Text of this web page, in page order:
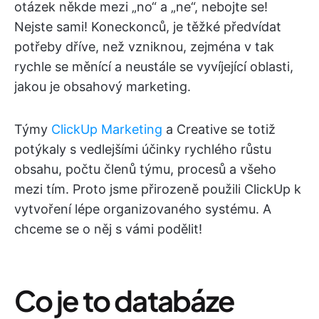
otázek někde mezi „no“ a „ne“, nebojte se!
Nejste sami! Koneckonců, je těžké předvídat
potřeby dříve, než vzniknou, zejména v tak
rychle se měnící a neustále se vyvíjející oblasti,
jakou je obsahový marketing.
Týmy ClickUp Marketing a Creative se totiž
potýkaly s vedlejšími účinky rychlého růstu
obsahu, počtu členů týmu, procesů a všeho
mezi tím. Proto jsme přirozeně použili ClickUp k
vytvoření lépe organizovaného systému. A
chceme se o něj s vámi podělit!
Co je to databáze